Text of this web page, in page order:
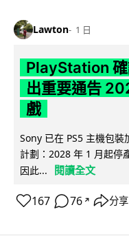
Lawton 1 日
PlayStation
出重要通告
戲
Sony 已在 PS5 主機包
計劃：2028 年 1 月起停
因此...
閱讀全文
167 76 ↗ 分享